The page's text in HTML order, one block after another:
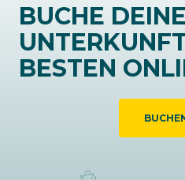
BUCHE DEINE
BESTEN